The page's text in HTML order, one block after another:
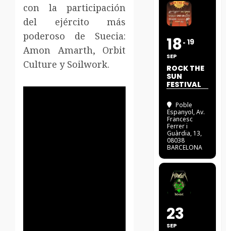
con la participación
del ejército más
poderoso de Suecia:
Amon Amarth, Orbit
Culture y Soilwork.
18
SEP
19
ROCK THE
SUN
FESTIVAL
Poble
Espanyol, Av.
Francesc
Ferrer i
Guàrdia, 13,
08038
BARCELONA
23
SEP